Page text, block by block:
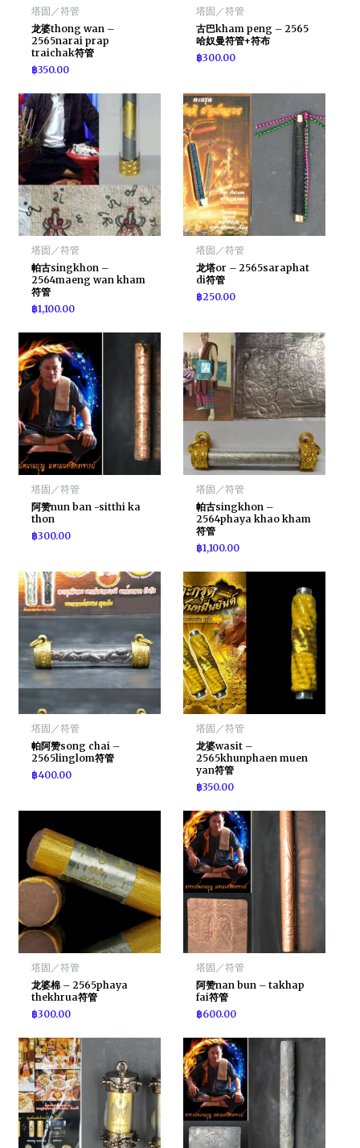
塔固／符管
龙婆thong wan –
2565narai prap
traichak符管
฿350.00
塔固／符管
古巴kham peng – 2565
哈奴曼符管+符布
฿300.00
塔固／符管
帕古singkhon –
2564maeng wan kham
符管
฿1,100.00
塔固／符管
龙塔or – 2565saraphat
di符管
฿250.00
塔固／符管
阿赞nun ban -sitthi ka
thon
฿300.00
塔固／符管
帕古singkhon –
2564phaya khao kham
符管
฿1,100.00
塔固／符管
帕阿赞song chai –
2565linglom符管
฿400.00
塔固／符管
龙婆wasit –
2565khunphaen muen
yan符管
฿350.00
塔固／符管
龙婆棉 – 2565phaya
thekhrua符管
฿300.00
塔固／符管
阿赞nan bun – takhap
fai符管
฿600.00